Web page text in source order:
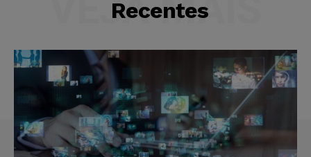
Recentes